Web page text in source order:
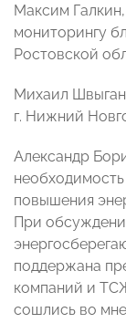
Максим
мониторингу
Ростовской
Михаил
г. Нижний
Александр
повышения
При
поддержана
компаний и
сошлись во